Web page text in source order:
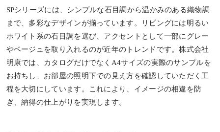
SPシリーズには、シンプルな石目調から温かみのある織物調
まで、多彩なデザインが揃っています。リビングには明るい
ホワイト系の石目調を選び、アクセントとして一部にグレー
やベージュを取り入れるのが近年のトレンドです。株式会社
明康では、カタログだけでなくA4サイズの実際のサンプルを
お持ちし、お部屋の照明下での見え方を確認していただく工
程を大切にしています。これにより、イメージの相違を防
ぎ、納得の仕上がりを実現します。